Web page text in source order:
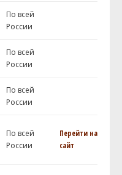
По всей
России
По всей
России
По всей
России
По всей
России
Перейти на
сайт